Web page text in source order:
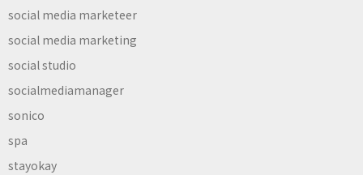
social media marketeer
social media marketing
social studio
socialmediamanager
sonico
spa
stayokay